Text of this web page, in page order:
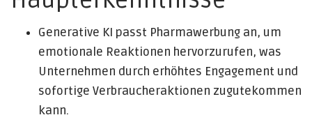
Generative KI passt Pharmawerbung an, um
emotionale Reaktionen hervorzurufen, was
Unternehmen durch erhöhtes Engagement und
sofortige Verbraucheraktionen zugutekommen
kann.